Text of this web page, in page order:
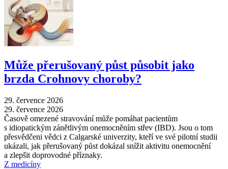
Může přerušovaný půst působit jako
brzda Crohnovy choroby?
29. července 2026
29. července 2026
Časově omezené stravování může pomáhat pacientům
s idiopatickým zánětlivým onemocněním střev (IBD). Jsou o tom
přesvědčeni vědci z Calgarské univerzity, kteří ve své pilotní studii
ukázali, jak přerušovaný půst dokázal snížit aktivitu onemocnění
a zlepšit doprovodné příznaky.
Z medicíny